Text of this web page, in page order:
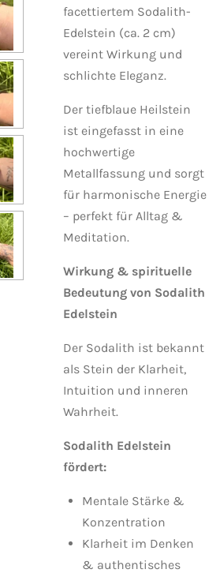
facettiertem Sodalith-
Edelstein (ca. 2 cm)
vereint Wirkung und
schlichte Eleganz.
Der tiefblaue Heilstein
ist eingefasst in eine
hochwertige
Metallfassung und sorgt
für harmonische Energie
– perfekt für Alltag &
Meditation.
Wirkung & spirituelle
Bedeutung von Sodalith
Edelstein
Der Sodalith ist bekannt
als Stein der Klarheit,
Intuition und inneren
Wahrheit.
Sodalith Edelstein
fördert:
Mentale Stärke &
Konzentration
Klarheit im Denken
& authentisches